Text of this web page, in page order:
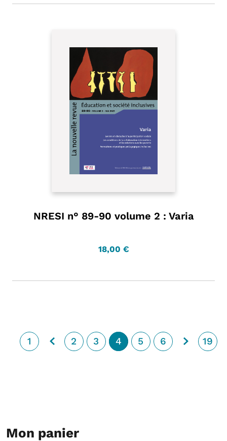
NRESI n° 89-90 volume 2 : Varia
18,00 €
1 2 3 4 5 6 19
Mon panier